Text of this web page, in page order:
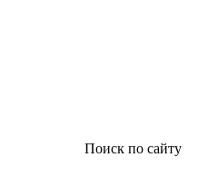
Поиск по сайту